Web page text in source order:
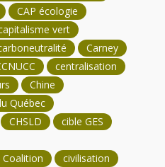
CAP écologie
vert
Carney
centralisation
Chine
Québec
CHSLD
cible GES
civilisation